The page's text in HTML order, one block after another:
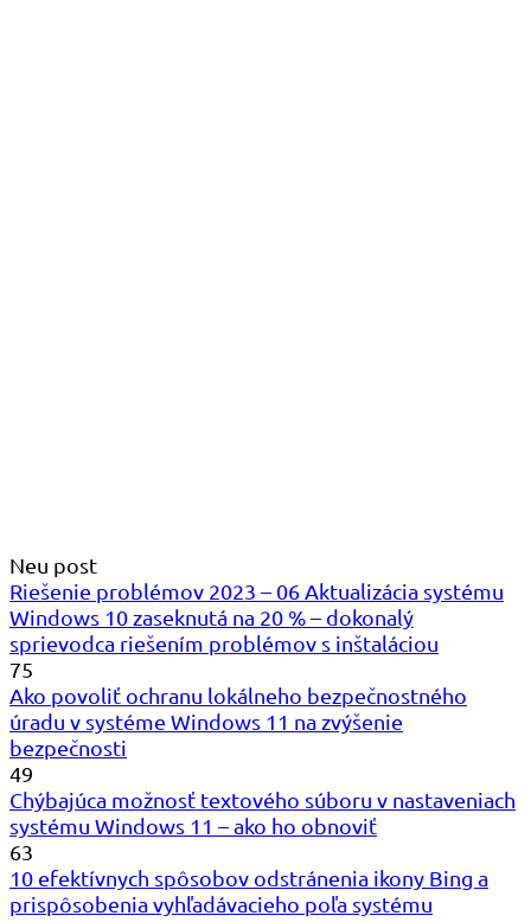
Neu post
Riešenie problémov 2023 – 06 Aktualizácia systému
Windows 10 zaseknutá na 20 % – dokonalý
sprievodca riešením problémov s inštaláciou
75
Ako povoliť ochranu lokálneho bezpečnostného
úradu v systéme Windows 11 na zvýšenie
bezpečnosti
49
Chýbajúca možnosť textového súboru v nastaveniach
systému Windows 11 – ako ho obnoviť
63
10 efektívnych spôsobov odstránenia ikony Bing a
prispôsobenia vyhľadávacieho poľa systému